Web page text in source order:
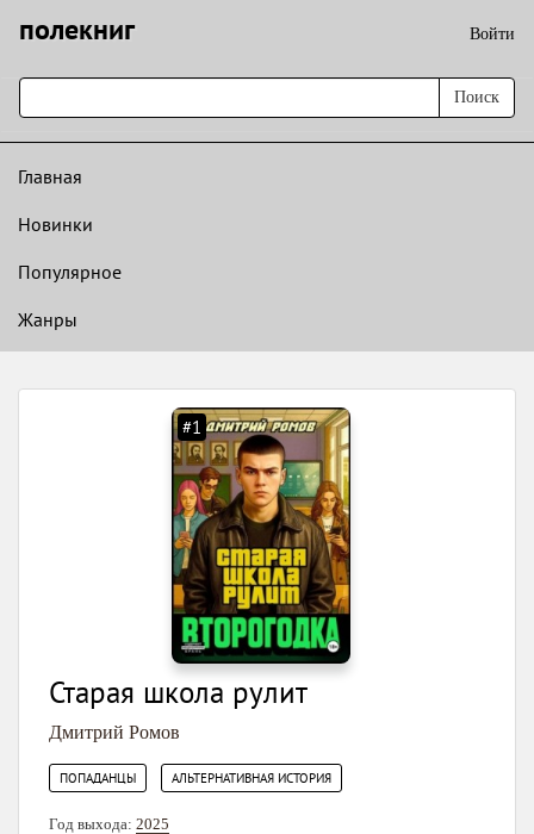
полекниг Войти
Поиск
Главная
Новинки
Популярное
Жанры
#1
Старая школа рулит
Дмитрий Ромов
ПОПАДАНЦЫ АЛЬТЕРНАТИВНАЯ ИСТОРИЯ
Год выхода: 2025